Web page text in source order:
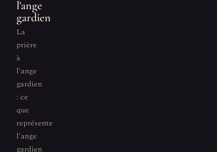
l'ange
gardien
La
prière
à
l'ange
gardien
: ce
que
représente
l'ange
gardien